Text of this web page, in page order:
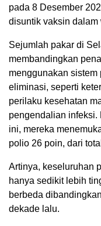
pada 8 Desember
disuntik vaksin
Sejumlah pakar di
membandingkan
menggunakan sistem
eliminasi, seperti
perilaku kesehatan
pengendalian infeksi.
ini, mereka
polio 26 poin, dari
Artinya, keseluruhan
hanya sedikit lebih
berbeda
dekade lalu.